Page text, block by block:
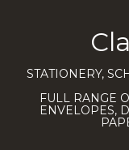
STATIONERY,
FULL RANGE
ENVELOPES,